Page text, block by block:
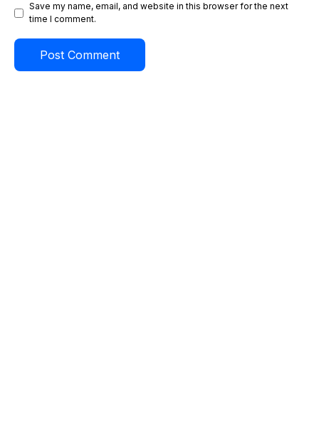
Save my name, email, and website in this browser for the next
time I comment.